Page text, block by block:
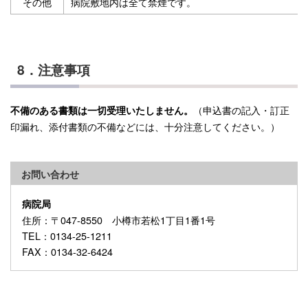
8．注意事項
不備のある書類は一切受理いたしません。
（申込書の記入・訂正
印漏れ、添付書類の不備などには、十分注意してください。）
お問い合わせ
病院局
住所 ：〒047-8550 小樽市若松1丁目1番1号
TEL ：0134-25-1211
FAX ：0134-32-6424